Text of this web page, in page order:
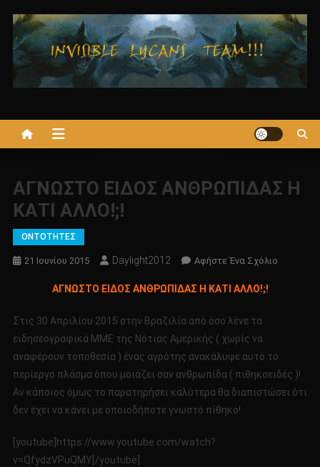
στο
περιεχόμενο
ΑΓΝΩΣΤΟ ΕΙΔΟΣ ΑΝΘΡΩΠΙΔΑΣ Η
ΚΑΤΙ ΑΛΛΟ!;!
ΟΝΤΟΤΗΤΕΣ
21 Ιουνίου 2015 Daylight2012 Αφήστε Ένα ΣχόλιοΓια
ΚΑΤΙ
ΑΛΛΟ!;!
ΑΓΝΩΣΤΟ ΕΙΔΟΣ ΑΝΘΡΩΠΙΔΑΣ Η ΚΑΤΙ ΑΛΛΟ!;!
Στις 30 Απριλίου 2015 στην Βραζιλία από όσο λένε τα
ειδησεογραφικά ΜΜΕ της Νότιας Αμερικής ( χωρίς να
αναφέρουν τοποθεσία ) ένας αγρότης ανακάλυψε αυτό το
περίεργο πλάσμα όπου μοιάζει σαν ανθρωπίδα ( πιθηκοειδές )!
Αν κάποιος όμως το παρατηρήσει καλύτερα θα διαπιστώσει ότι
δεν έχει να κάνει με οποιοδήποτε γνωστό πίθηκο!
[youtube]https://www.youtube.com/watch?
v=QfydzVPuQMY[/youtube]